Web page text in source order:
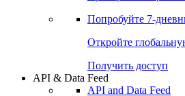
Чат
Проверка
Попробуйте7-
Откройте